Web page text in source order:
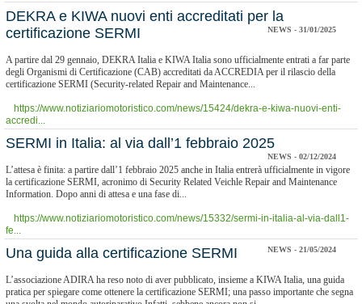
​DEKRA e KIWA nuovi enti accreditati per la
certificazione SERMI
NEWS - 31/01/2025
A partire dal 29 gennaio, DEKRA Italia e KIWA Italia sono ufficialmente entrati a far parte
degli Organismi di Certificazione (CAB) accreditati da ACCREDIA per il rilascio della
certificazione SERMI (Security-related Repair and Maintenance...
https://www.notiziariomotoristico.com/news/15424/dekra-e-kiwa-nuovi-enti-
accredi...
SERMI in Italia: al via dall’1 febbraio 2025
NEWS - 02/12/2024
L’attesa è finita: a partire dall’1 febbraio 2025 anche in Italia entrerà ufficialmente in vigore
la certificazione SERMI, acronimo di Security Related Veichle Repair and Maintenance
Information. Dopo anni di attesa e una fase di...
https://www.notiziariomotoristico.com/news/15332/sermi-in-italia-al-via-dall1-
fe...
Una guida alla certificazione SERMI NEWS - 21/05/2024
L’associazione ADIRA ha reso noto di aver pubblicato, insieme a KIWA Italia, una guida
pratica per spiegare come ottenere la certificazione SERMI; una passo importante che segna